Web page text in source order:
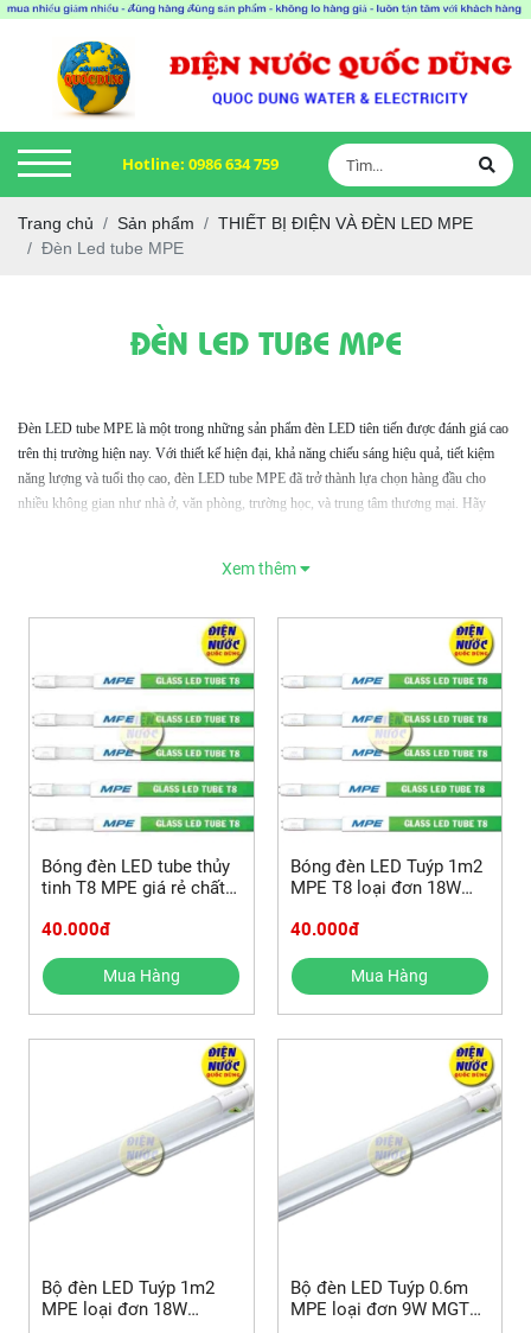
Hotline: 0986 634 759
Trang chủ Sản phẩm
THIẾT BỊ ĐIỆN VÀ ĐÈN LED MPE
Đèn Led tube MPE
ĐÈN LED TUBE MPE
Đèn LED tube MPE là một trong những sản phẩm đèn LED tiên tiến được đánh giá cao
trên thị trường hiện nay. Với thiết kế hiện đại, khả năng chiếu sáng hiệu quả, tiết kiệm
năng lượng và tuổi thọ cao, đèn LED tube MPE đã trở thành lựa chọn hàng đầu cho
nhiều không gian như nhà ở, văn phòng, trường học, và trung tâm thương mại. Hãy
Xem thêm
Bóng đèn LED tube thủy
tinh T8 MPE giá rẻ chất
40.000đ
Mua Hàng
Bóng đèn LED Tuýp 1m2
MPE T8 loại đơn 18W
(GT8120T/GT8120V)
40.000đ
Mua Hàng
Bộ đèn LED Tuýp 1m2
MPE loại đơn 18W
Bộ đèn LED Tuýp 0.6m
MPE loại đơn 9W MGT8-